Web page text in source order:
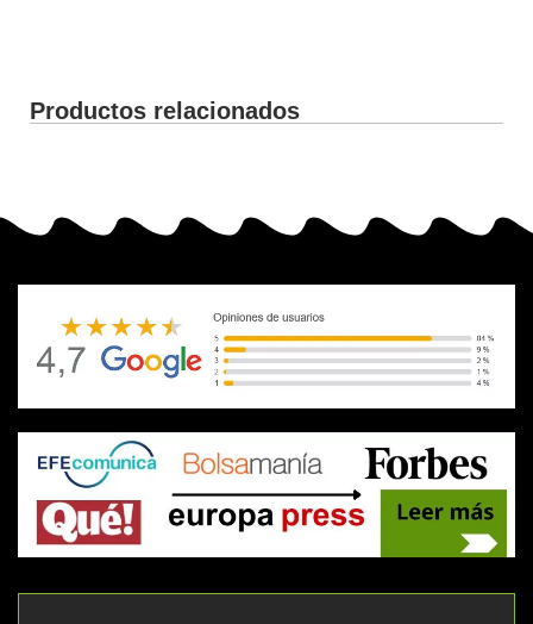
Productos relacionados